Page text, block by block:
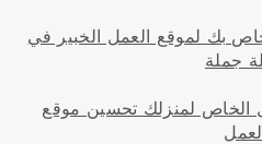
بك لموقع العمل الخبير في
جملة
الخاص لمنزلك تحسين موقع